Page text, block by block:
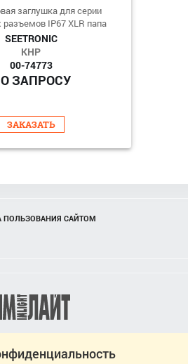
заглушка для серии
разъемов IP67 XLR папа
SEETRONIC
КНР
00-74773
ЗАПРОСУ
ЗАКАЗАТЬ
ПОЛЬЗОВАНИЯ САЙТОМ